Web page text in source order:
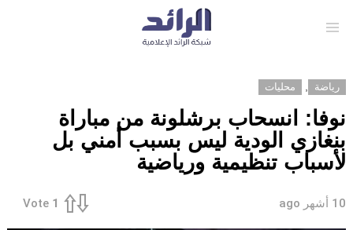
رياضة محليات
نوفا: انسحاب برشلونة من مباراة
بنغازي الودية ليس بسبب أمني بل
لأسباب تنظيمية ورياضية
10 أشهر ago 1
Vote